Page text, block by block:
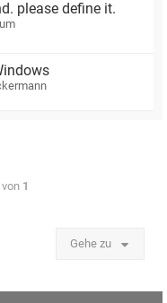
please define it.
von 1
Gehe zu